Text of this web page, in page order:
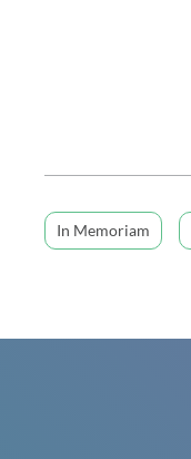
In Memoriam